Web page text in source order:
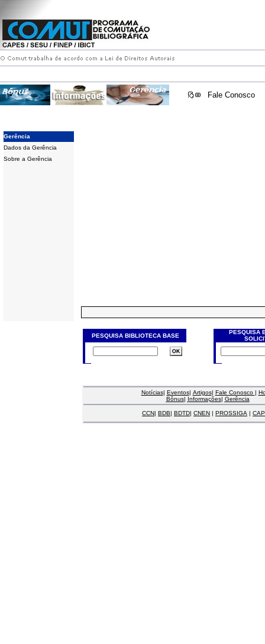
Fale Conosco
Gerência
Dados da Gerência
Sobre a Gerência
PESQUISA BIBLIOTECA BASE
PESQUISA
Notícias| Eventos| Artigos| Fale Conosco |
Bônus| Informações| Gerência
CCN| BDB| BDTD| CNEN | PROSSIGA |